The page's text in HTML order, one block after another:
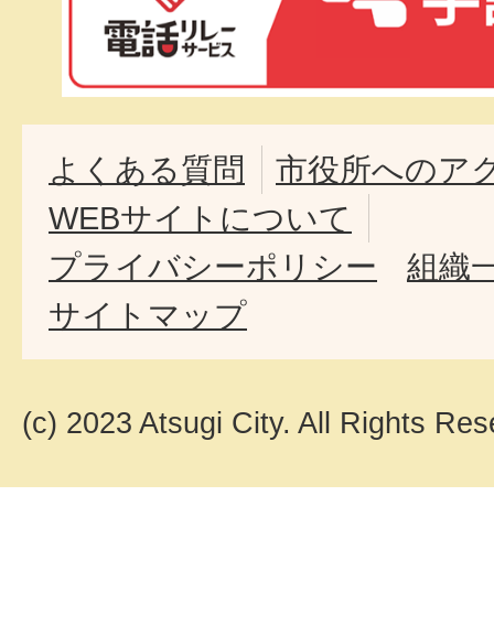
よくある質問
市役所へのア
WEBサイトについて
プライバシーポリシー
組織
サイトマップ
(c) 2023 Atsugi City. All Rights